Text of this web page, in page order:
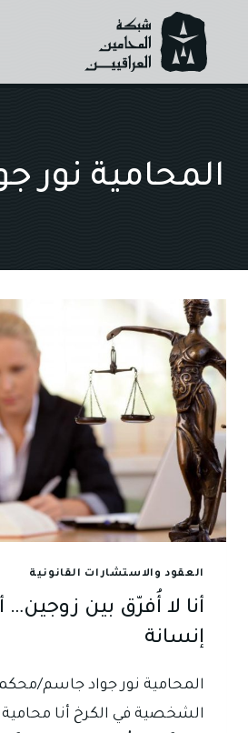
content
المحامية نور
العقود والاستشارات القانونية
أنا لا أُفرّق بين زوجين…
إنسانة
المحامية نور جواد جاسم/
الشخصية في الكرخ أنا